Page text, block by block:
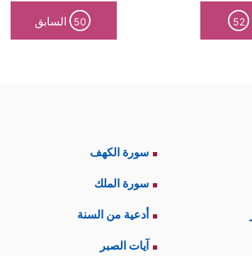
52
50 السابق
سورة الكهف
سورة الملك
أدعية من السنة
آيات الصبر